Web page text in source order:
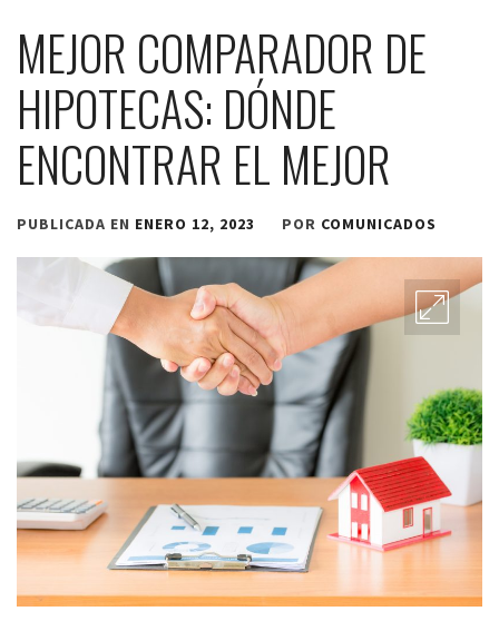
MEJOR COMPARADOR DE
HIPOTECAS: DÓNDE
ENCONTRAR EL MEJOR
PUBLICADA EN ENERO 12, 2023 POR COMUNICADOS